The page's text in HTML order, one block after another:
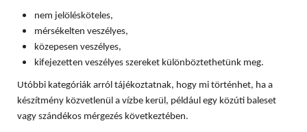
nem jelölésköteles,
mérsékelten veszélyes,
közepesen veszélyes,
kifejezetten veszélyes szereket különböztethetünk meg.
Utóbbi kategóriák arról tájékoztatnak, hogy mi történhet, ha a
készítmény közvetlenül a vízbe kerül, például egy közúti baleset
vagy szándékos mérgezés következtében.